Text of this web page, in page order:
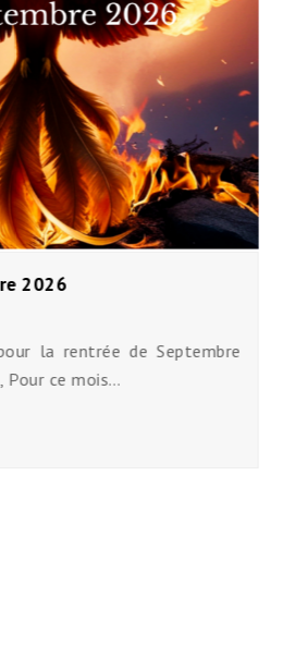
2026
la rentrée de Septembre
Pour ce mois…